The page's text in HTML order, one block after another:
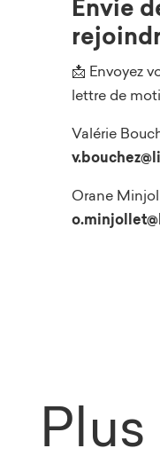
Envie
📩 Envoyez
lettre de
Valérie
Orane
Plus